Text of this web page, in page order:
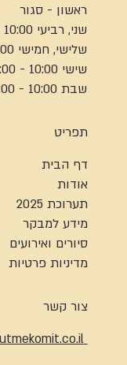
ראשון - סגור
שני, רביעי 10:00 - 16:00
שלישי, חמישי 10:00 - 21:00
שישי 10:00 - 14:00
שבת 10:00 - 21:00
תפריט
דף הבית
אודות
תערוכת 2025
מידע למבקר
סיורים ואירועים
מדיניות פרטיות
צור קשר
info@edutmekomit.co.il